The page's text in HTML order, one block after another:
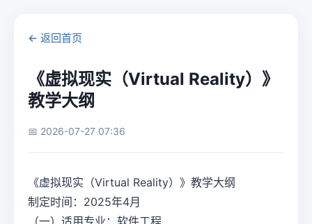
← 返回首页
《虚拟现实（Virtual Reality）》
教学大纲
📅 2026-07-27 07:36
《虚拟现实（Virtual Reality）》教学大纲
制定时间：2025年4月
（一）适用专业：软件工程